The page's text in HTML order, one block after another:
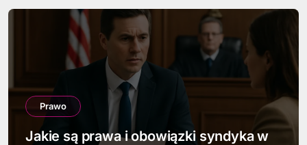
Prawo
Jakie są prawa i obowiązki syndyka w